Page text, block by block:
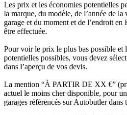
Les prix et les économies potentielles
la marque, du modèle, de l’année de
garage et du moment et de l’endroit en
être effectuée.
Pour voir le prix le plus bas possible et
potentielles possibles, vous devez
dans l’aperçu de vos devis.
La mention “À PARTIR DE XX €”
actuel le moins cher disponible, pour
garages référencés sur Autobutler dans